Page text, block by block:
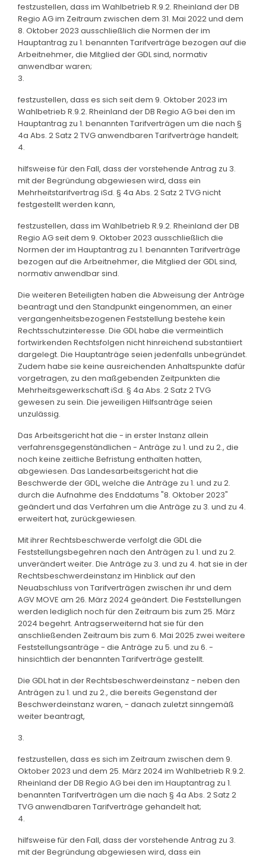
festzustellen, dass im Wahlbetrieb R.9.2. Rheinland der DB
Regio AG im Zeitraum zwischen dem 31. Mai 2022 und dem
8. Oktober 2023 ausschließlich die Normen der im
Hauptantrag zu 1. benannten Tarifverträge bezogen auf die
Arbeitnehmer, die Mitglied der GDL sind, normativ
anwendbar waren;
3.
festzustellen, dass es sich seit dem 9. Oktober 2023 im
Wahlbetrieb R.9.2. Rheinland der DB Regio AG bei den im
Hauptantrag zu 1. benannten Tarifverträgen um die nach §
4a Abs. 2 Satz 2 TVG anwendbaren Tarifverträge handelt;
4.
hilfsweise für den Fall, dass der vorstehende Antrag zu 3.
mit der Begründung abgewiesen wird, dass ein
Mehrheitstarifvertrag iSd. § 4a Abs. 2 Satz 2 TVG nicht
festgestellt werden kann,
festzustellen, dass im Wahlbetrieb R.9.2. Rheinland der DB
Regio AG seit dem 9. Oktober 2023 ausschließlich die
Normen der im Hauptantrag zu 1. benannten Tarifverträge
bezogen auf die Arbeitnehmer, die Mitglied der GDL sind,
normativ anwendbar sind.
Die weiteren Beteiligten haben die Abweisung der Anträge
beantragt und den Standpunkt eingenommen, an einer
vergangenheitsbezogenen Feststellung bestehe kein
Rechtsschutzinteresse. Die GDL habe die vermeintlich
fortwirkenden Rechtsfolgen nicht hinreichend substantiiert
dargelegt. Die Hauptanträge seien jedenfalls unbegründet.
Zudem habe sie keine ausreichenden Anhaltspunkte dafür
vorgetragen, zu den maßgebenden Zeitpunkten die
Mehrheitsgewerkschaft iSd. § 4a Abs. 2 Satz 2 TVG
gewesen zu sein. Die jeweiligen Hilfsanträge seien
unzulässig.
Das Arbeitsgericht hat die - in erster Instanz allein
verfahrensgegenständlichen - Anträge zu 1. und zu 2., die
noch keine zeitliche Befristung enthalten hatten,
abgewiesen. Das Landesarbeitsgericht hat die
Beschwerde der GDL, welche die Anträge zu 1. und zu 2.
durch die Aufnahme des Enddatums "8. Oktober 2023"
geändert und das Verfahren um die Anträge zu 3. und zu 4.
erweitert hat, zurückgewiesen.
Mit ihrer Rechtsbeschwerde verfolgt die GDL die
Feststellungsbegehren nach den Anträgen zu 1. und zu 2.
unverändert weiter. Die Anträge zu 3. und zu 4. hat sie in der
Rechtsbeschwerdeinstanz im Hinblick auf den
Neuabschluss von Tarifverträgen zwischen ihr und dem
AGV MOVE am 26. März 2024 geändert. Die Feststellungen
werden lediglich noch für den Zeitraum bis zum 25. März
2024 begehrt. Antragserweiternd hat sie für den
anschließenden Zeitraum bis zum 6. Mai 2025 zwei weitere
Feststellungsanträge - die Anträge zu 5. und zu 6. -
hinsichtlich der benannten Tarifverträge gestellt.
Die GDL hat in der Rechtsbeschwerdeinstanz - neben den
Anträgen zu 1. und zu 2., die bereits Gegenstand der
Beschwerdeinstanz waren, - danach zuletzt sinngemäß
weiter beantragt,
3.
festzustellen, dass es sich im Zeitraum zwischen dem 9.
Oktober 2023 und dem 25. März 2024 im Wahlbetrieb R.9.2.
Rheinland der DB Regio AG bei den im Hauptantrag zu 1.
benannten Tarifverträgen um die nach § 4a Abs. 2 Satz 2
TVG anwendbaren Tarifverträge gehandelt hat;
4.
hilfsweise für den Fall, dass der vorstehende Antrag zu 3.
mit der Begründung abgewiesen wird, dass ein